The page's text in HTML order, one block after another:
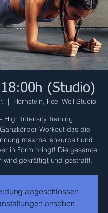
18:00h (Studio)
  |
Hornstein, Feel Well Studio
High Intensity Training
Workout das die
maximal ankurbelt und
in Form bringt! Die gesamte
wird gekräftigt und gestrafft.
abgeschlossen
ansehen